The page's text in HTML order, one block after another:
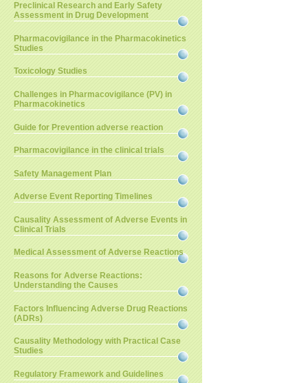
Preclinical Research and Early Safety
Assessment in Drug Development
Pharmacovigilance in the Pharmacokinetics
Studies
Toxicology Studies
Challenges in Pharmacovigilance (PV) in
Pharmacokinetics
Guide for Prevention adverse reaction
Pharmacovigilance in the clinical trials
Safety Management Plan
Adverse Event Reporting Timelines
Causality Assessment of Adverse Events in
Clinical Trials
Medical Assessment of Adverse Reactions
Reasons for Adverse Reactions:
Understanding the Causes
Factors Influencing Adverse Drug Reactions
(ADRs)
Causality Methodology with Practical Case
Studies
Regulatory Framework and Guidelines